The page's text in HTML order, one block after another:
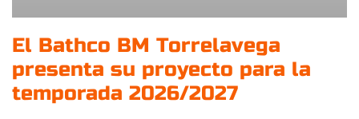
El Bathco BM Torrelavega
presenta su proyecto para la
temporada 2026/2027